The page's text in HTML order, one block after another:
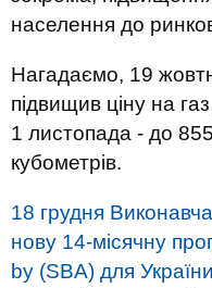
населення до
Нагадаємо, 19
підвищив ціну на
1 листопада - до
кубометрів.
18 грудня
нову 14-місячну
by (SBA) для